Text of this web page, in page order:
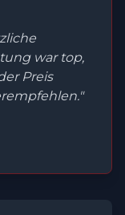
war top,
Preis